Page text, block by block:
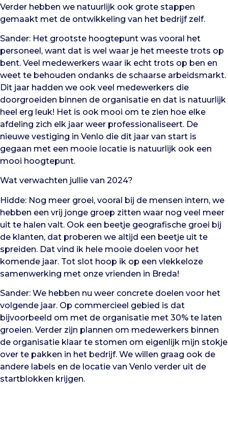
Verder hebben we natuurlijk ook grote stappen
gemaakt met de ontwikkeling van het bedrijf zelf.
Sander: Het grootste hoogtepunt was vooral het
personeel, want dat is wel waar je het meeste trots op
bent. Veel medewerkers waar ik echt trots op ben en
weet te behouden ondanks de schaarse arbeidsmarkt.
Dit jaar hadden we ook veel medewerkers die
doorgroeiden binnen de organisatie en dat is natuurlijk
heel erg leuk! Het is ook mooi om te zien hoe elke
afdeling zich elk jaar weer professionaliseert. De
nieuwe vestiging in Venlo die dit jaar van start is
gegaan met een mooie locatie is natuurlijk ook een
mooi hoogtepunt.
Wat verwachten jullie van 2024?
Hidde: Nog meer groei, vooral bij de mensen intern, we
hebben een vrij jonge groep zitten waar nog veel meer
uit te halen valt. Ook een beetje geografische groei bij
de klanten, dat proberen we altijd een beetje uit te
spreiden. Dat vind ik hele mooie doelen voor het
komende jaar. Tot slot hoop ik op een vlekkeloze
samenwerking met onze vrienden in Breda!
Sander: We hebben nu weer concrete doelen voor het
volgende jaar. Op commercieel gebied is dat
bijvoorbeeld om met de organisatie met 30% te laten
groeien. Verder zijn plannen om medewerkers binnen
de organisatie klaar te stomen om eigenlijk mijn stokje
over te pakken in het bedrijf. We willen graag ook de
andere labels en de locatie van Venlo verder uit de
startblokken krijgen.